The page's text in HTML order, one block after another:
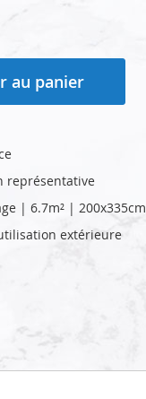
au panier
représentative
| 6.7m² | 200x335cm
extérieure